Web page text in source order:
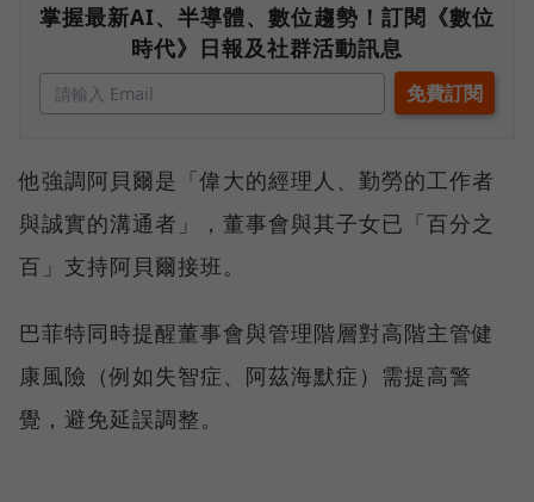
掌握最新AI、半導體、數位趨勢！訂閱《數位
時代》日報及社群活動訊息
他強調阿貝爾是「偉大的經理人、勤勞的工作者
與誠實的溝通者」，董事會與其子女已「百分之
百」支持阿貝爾接班。
巴菲特同時提醒董事會與管理階層對高階主管健
康風險（例如失智症、阿茲海默症）需提高警
覺，避免延誤調整。